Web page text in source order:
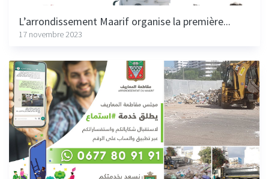
L’arrondissement Maarif organise la première...
17 novembre 2023